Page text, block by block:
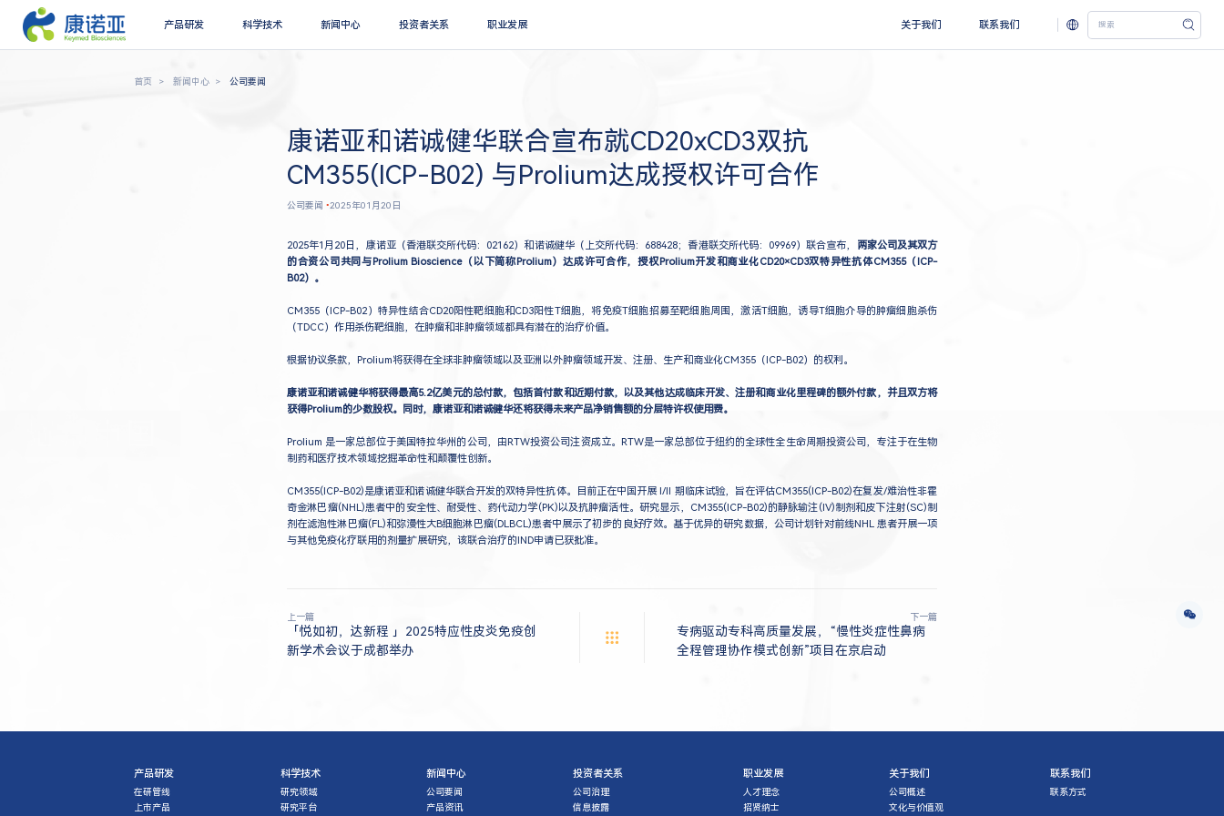
产品研发 科学技术 新闻中心 投资者关系 职业发展 关于我们 联系我们
首页 新闻中心 公司要闻
康诺亚和诺诚健华联合宣布就CD20xCD3双抗
CM355(ICP-B02) 与Prolium达成授权许可合作
公司要闻 •2025年01月20日
2025年1月20日，康诺亚（香港联交所代码：02162）和诺诚健华（上交所代码：688428；香港联交所代码：09969）联合宣布，
两家公司及其双方
的合资公司共同与Prolium Bioscience（以下简称Prolium）达成许可合作，授权Prolium开发和商业化CD20×CD3双特异性抗体CM355（ICP-
B02）。
CM355（ICP-B02）特异性结合CD20阳性靶细胞和CD3阳性T细胞，将免疫T细胞招募至靶细胞周围，激活T细胞，诱导T细胞介导的肿瘤细胞杀伤
（TDCC）作用杀伤靶细胞，在肿瘤和非肿瘤领域都具有潜在的治疗价值。
根据协议条款，Prolium将获得在全球非肿瘤领域以及亚洲以外肿瘤领域开发、注册、生产和商业化CM355（ICP-B02）的权利。
康诺亚和诺诚健华将获得最高5.2亿美元的总付款，包括首付款和近期付款，以及其他达成临床开发、注册和商业化里程碑的额外付款，并且双方将
获得Prolium的少数股权。同时，康诺亚和诺诚健华还将获得未来产品净销售额的分层特许权使用费。
Prolium 是一家总部位于美国特拉华州的公司，由RTW投资公司注资成立。RTW是一家总部位于纽约的全球性全生命周期投资公司，专注于在生物
制药和医疗技术领域挖掘革命性和颠覆性创新。
CM355(ICP-B02)是康诺亚和诺诚健华联合开发的双特异性抗体。目前正在中国开展 I/II 期临床试验，旨在评估CM355(ICP-B02)在复发/难治性非霍
奇金淋巴瘤(NHL)患者中的安全性、耐受性、药代动力学(PK)以及抗肿瘤活性。研究显示，CM355(ICP-B02)的静脉输注(IV)制剂和皮下注射(SC)制
剂在滤泡性淋巴瘤(FL)和弥漫性大B细胞淋巴瘤(DLBCL)患者中展示了初步的良好疗效。基于优异的研究数据，公司计划针对前线NHL 患者开展一项
与其他免疫化疗联用的剂量扩展研究，该联合治疗的IND申请已获批准。
上一篇
「悦如初，达新程 」2025特应性皮炎免疫创
新学术会议于成都举办
下一篇
专病驱动专科高质量发展，“慢性炎症性鼻病
全程管理协作模式创新”项目在京启动
产品研发
在研管线
上市产品
科学技术
研究领域
研究平台
新闻中心
公司要闻
产品资讯
投资者关系
公司治理
信息披露
职业发展
人才理念
招贤纳士
关于我们
公司概述
文化与价值观
联系我们
联系方式